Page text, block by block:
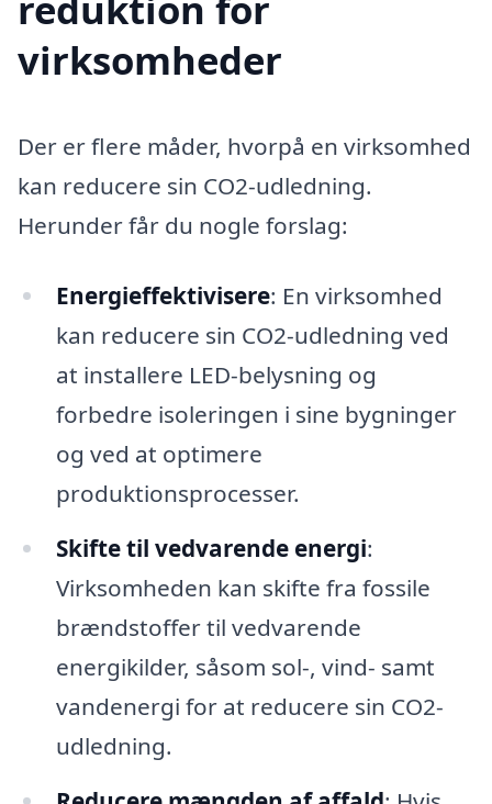
virksomheder
Der er flere måder, hvorpå en virksomhed
kan reducere sin CO2-udledning.
Herunder får du nogle forslag:
Energieffektivisere: En virksomhed
kan reducere sin CO2-udledning ved
at installere LED-belysning og
forbedre isoleringen i sine bygninger
og ved at optimere
produktionsprocesser.
Skifte til vedvarende energi:
Virksomheden kan skifte fra fossile
brændstoffer til vedvarende
energikilder, såsom sol-, vind- samt
vandenergi for at reducere sin CO2-
udledning.